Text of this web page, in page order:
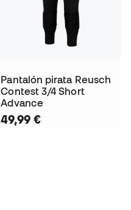
Pantalón pirata Reusch
Contest 3/4 Short
Advance
49,99 €